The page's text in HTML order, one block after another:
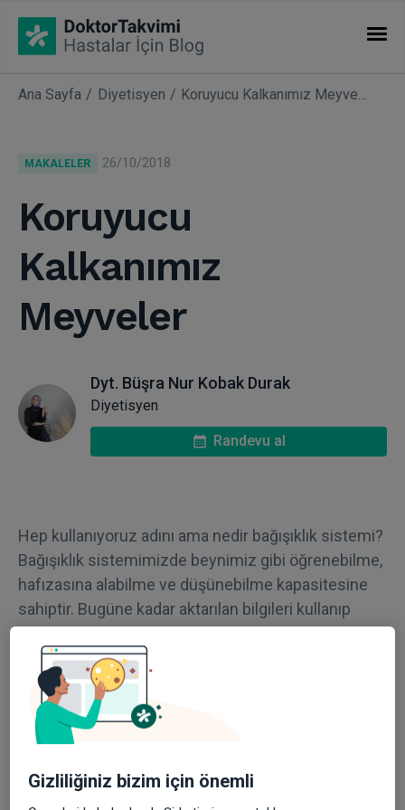
İHTISASLAR
Uzmanlıklar
Ana Sayfa Diyetisyen Koruyucu Kalkanımız Meyveler
MAKALELER 26/10/2018
Koruyucu
Kalkanımız
Meyveler
Dyt. Büşra Nur Kobak Durak
Diyetisyen
Randevu al
Hep kullanıyoruz adını ama nedir bağışıklık sistemi?
Bağışıklık sistemimizde beynimiz gibi öğrenebilme,
hafızasına alabilme ve düşünebilme kapasitesine
sahiptir. Bugüne kadar aktarılan bilgileri kullanıp
özellikle de mikrobun olduğu bölgeye odaklanarak
savaş açar. Vücudumuzu mikroptan arındırana
kadar savaşır sonrasında bu deneyimi hafızasında
saklayıp yeni bir durumda yeni yanıtlar üretmek için
Bağışıklık sistemimiz anne karnında aort
Gizliliğiniz bizim için önemli